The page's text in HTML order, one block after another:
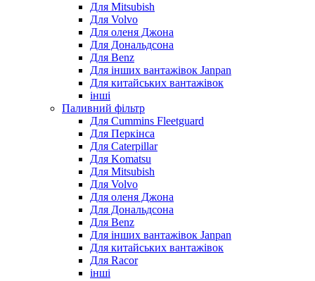
Для Mitsubish
Для Volvo
Для оленя Джона
Для Дональдсона
Для Benz
Для інших вантажівок Janpan
Для китайських вантажівок
інші
Паливний фільтр
Для Cummins Fleetguard
Для Перкінса
Для Caterpillar
Для Komatsu
Для Mitsubish
Для Volvo
Для оленя Джона
Для Дональдсона
Для Benz
Для інших вантажівок Janpan
Для китайських вантажівок
Для Racor
інші